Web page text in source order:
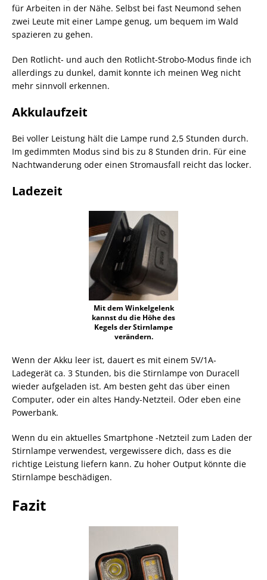
für Arbeiten in der Nähe. Selbst bei fast Neumond sehen
zwei Leute mit einer Lampe genug, um bequem im Wald
spazieren zu gehen.
Den Rotlicht- und auch den Rotlicht-Strobo-Modus finde ich
allerdings zu dunkel, damit konnte ich meinen Weg nicht
mehr sinnvoll erkennen.
Akkulaufzeit
Bei voller Leistung hält die Lampe rund 2,5 Stunden durch.
Im gedimmten Modus sind bis zu 8 Stunden drin. Für eine
Nachtwanderung oder einen Stromausfall reicht das locker.
Ladezeit
Mit dem Winkelgelenk
kannst du die Höhe des
Kegels der Stirnlampe
verändern.
Wenn der Akku leer ist, dauert es mit einem 5V/1A-
Ladegerät ca. 3 Stunden, bis die Stirnlampe von Duracell
wieder aufgeladen ist. Am besten geht das über einen
Computer, oder ein altes Handy-Netzteil. Oder eben eine
Powerbank.
Wenn du ein aktuelles Smartphone -Netzteil zum Laden der
Stirnlampe verwendest, vergewissere dich, dass es die
richtige Leistung liefern kann. Zu hoher Output könnte die
Stirnlampe beschädigen.
Fazit